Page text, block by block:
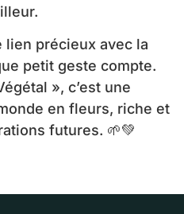
lien précieux avec la
petit geste compte.
», c’est une
en fleurs, riche et
futures. 🌱💚